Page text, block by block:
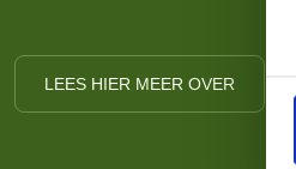
LEES HIER MEER OVER